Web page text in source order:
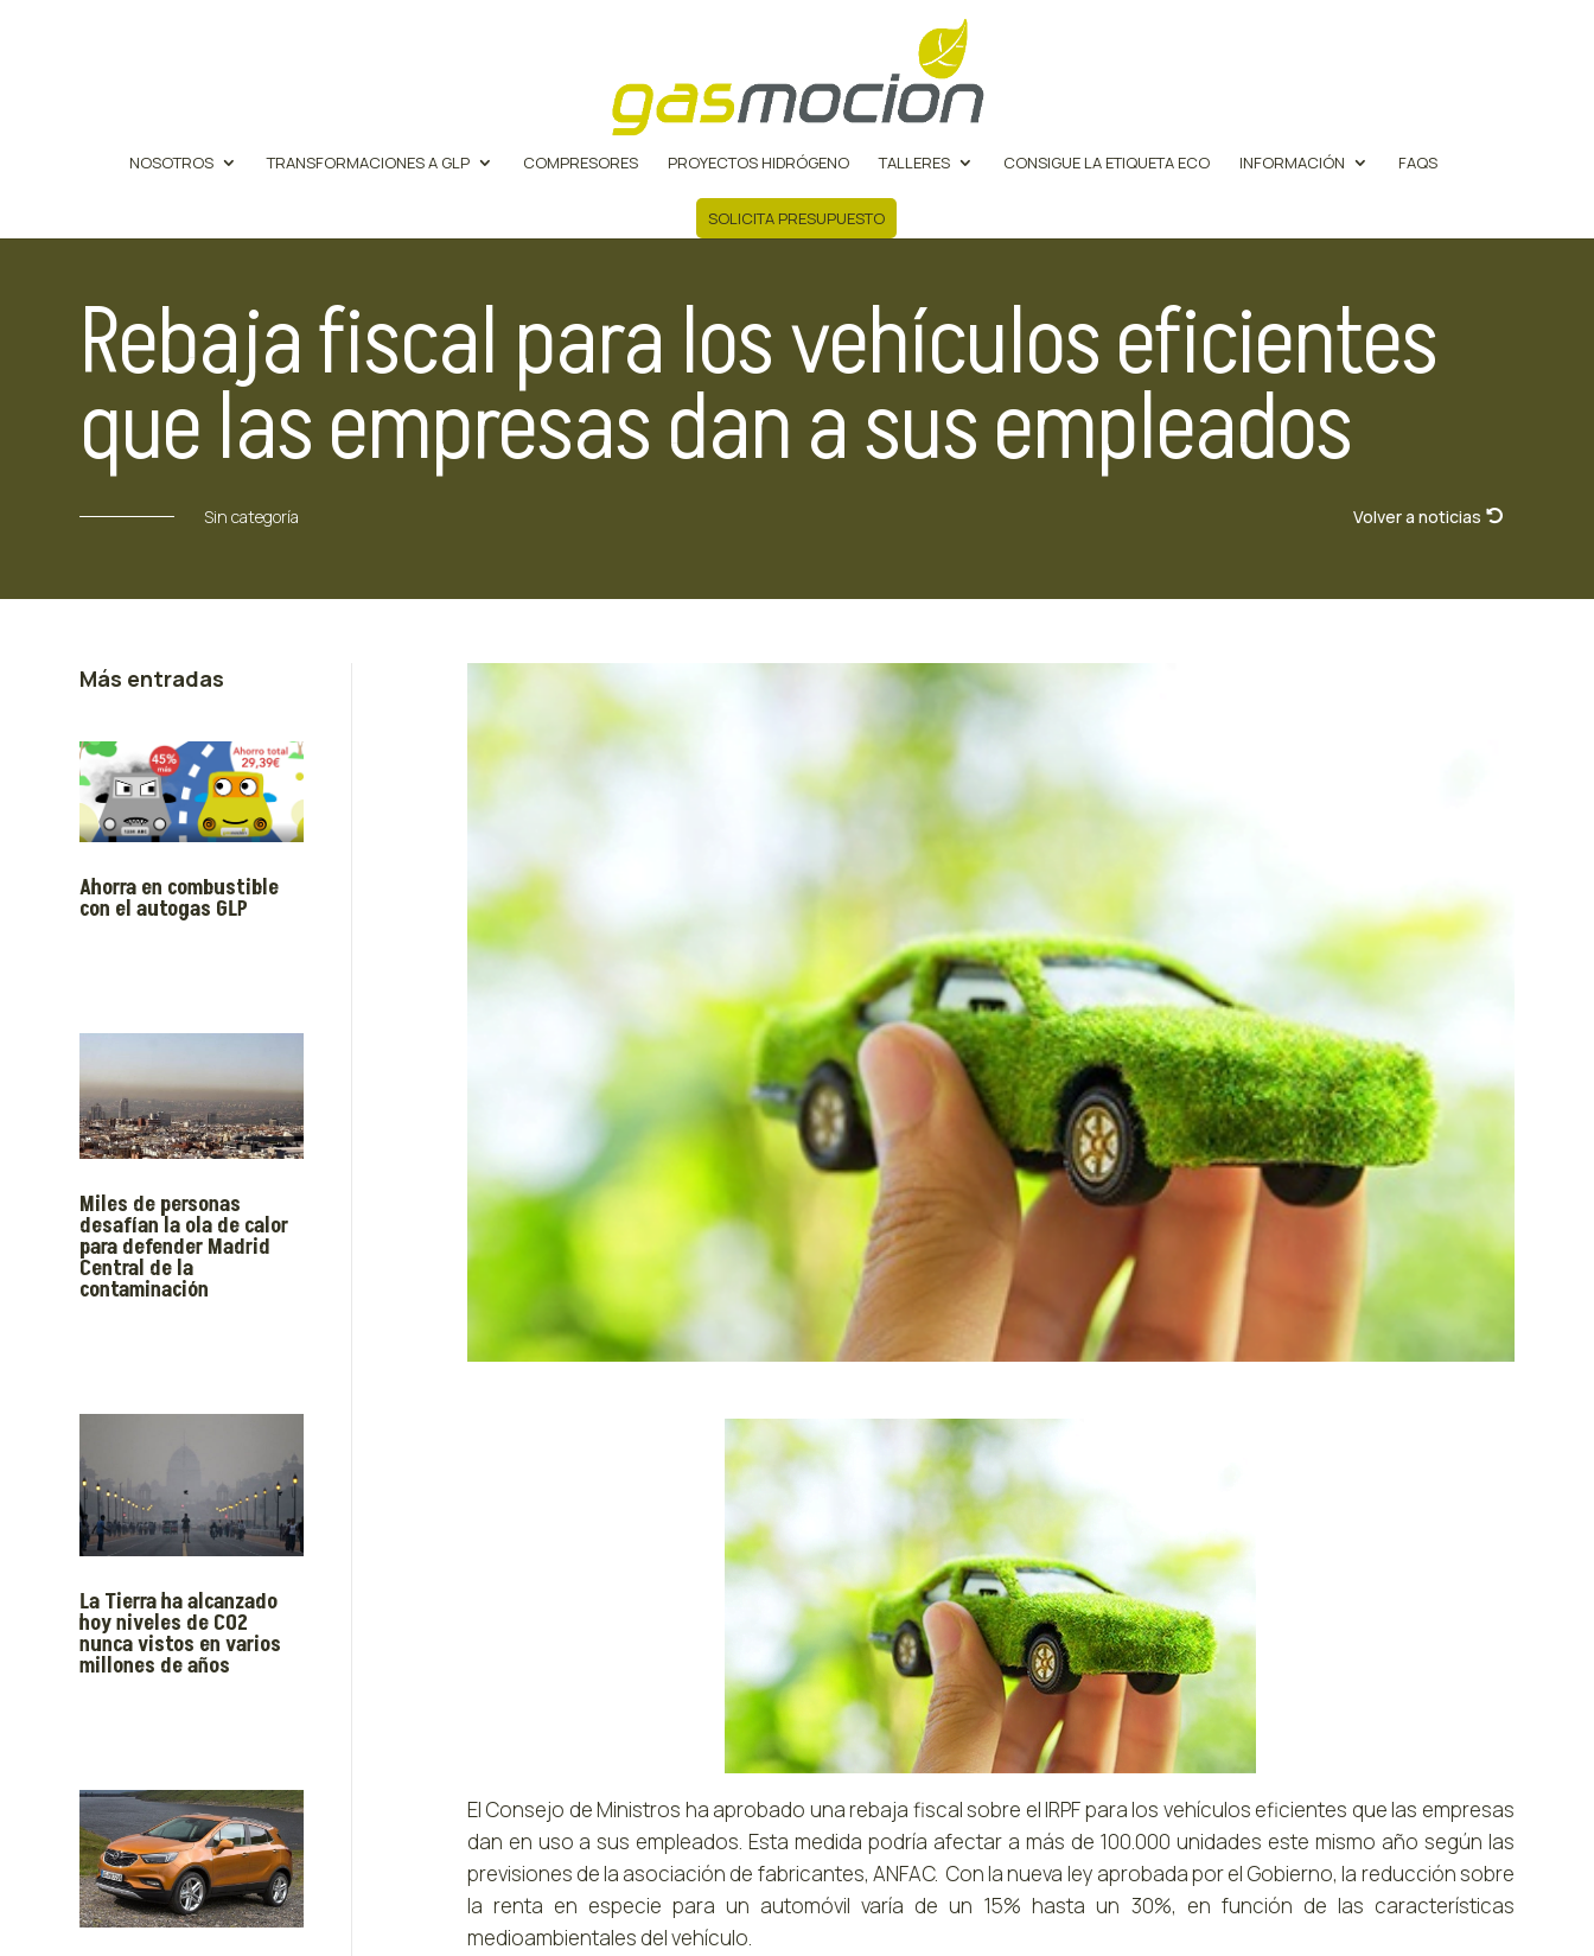
NOSOTROS TRANSFORMACIONES A GLP COMPRESORES PROYECTOS HIDRÓGENO TALLERES CONSIGUE LA ETIQUETA ECO INFORMACIÓN FAQS
SOLICITA PRESUPUESTO
Rebaja fiscal para los vehículos eficientes
que las empresas dan a sus empleados
Sin categoría Volver a noticias
Más entradas
Ahorra en combustible
con el autogas GLP
Miles de personas
desafían la ola de calor
para defender Madrid
Central de la
contaminación
La Tierra ha alcanzado
hoy niveles de CO2
nunca vistos en varios
millones de años
El Consejo de Ministros ha aprobado una rebaja fiscal sobre el IRPF para los vehículos eficientes que las empresas
dan en uso a sus empleados. Esta medida podría afectar a más de 100.000 unidades este mismo año según las
previsiones de la asociación de fabricantes, ANFAC. Con la nueva ley aprobada por el Gobierno, la reducción sobre
la renta en especie para un automóvil varía de un 15% hasta un 30%, en función de las características
medioambientales del vehículo.